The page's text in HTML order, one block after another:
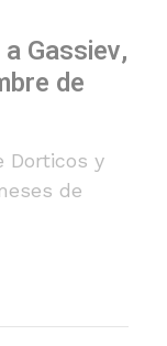
Gassiev,
de
Dorticos y
de